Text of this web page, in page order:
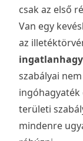
csak az első
Van egy
az
szabályai
ingóhagyaték
területi
mindenre